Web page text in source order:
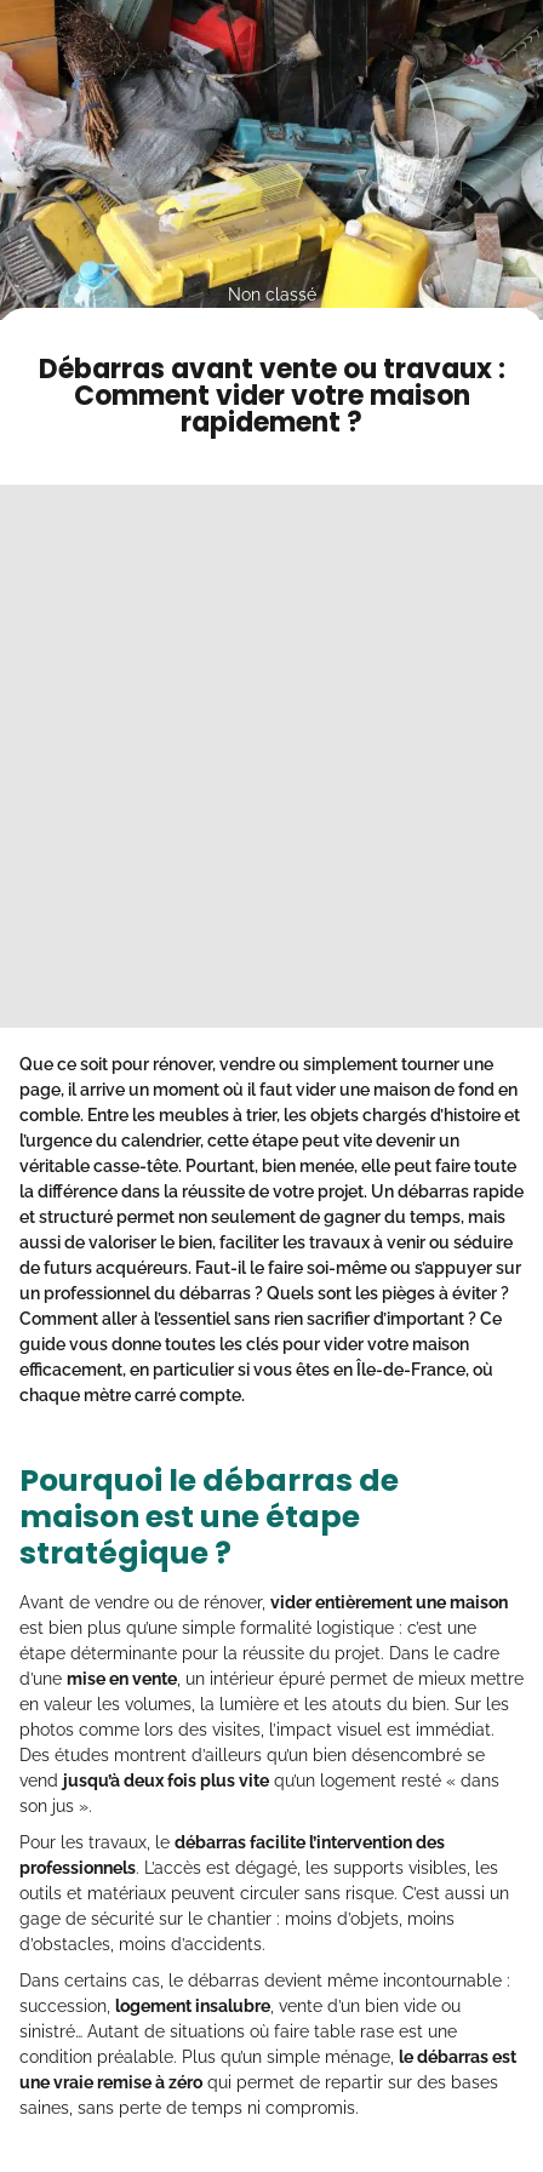
Contact
Mode sombre
Débarras avant vente ou travaux :
Comment vider votre maison
rapidement ?
Non classé
Que ce soit pour rénover, vendre ou simplement tourner une
page, il arrive un moment où il fautvider une maison de fond en
comble. Entre les meubles à trier, les objets chargés d’histoire et
l’urgence du calendrier, cette étape peut vite devenir un
véritable casse-tête. Pourtant, bien menée, elle peut faire toute
la différence dans la réussite de votre projet. Undébarras rapide
et structuré permet non seulement de gagner du temps, mais
aussi de valoriser le bien, faciliter les travaux à venir ou séduire
de futurs acquéreurs. Faut-il le faire soi-même ou s’appuyer sur
un professionnel du débarras ? Quels sont les pièges à éviter ?
Comment aller à l’essentiel sans rien sacrifier d’important ? Ce
guide vous donne toutes les clés pourvider votre maison
efficacement, en particulier si vous êtes en Île-de-France, où
chaque mètre carré compte.
Pourquoi le débarras de
maison est une étape
stratégique ?
Avant de vendre ou de rénover, vider entièrement une maison
est bien plus qu’une simple formalité logistique : c’est une
étape déterminante pour la réussite du projet. Dans le cadre
d’une mise en vente , un intérieur épuré permet de mieux mettre
en valeur les volumes, la lumière et les atouts du bien. Sur les
photos comme lors des visites, l’impact visuel est immédiat.
Des études montrent d’ailleurs qu’un bien désencombré se
vend jusqu’à deux fois plus vite qu’un logement resté « dans
son jus ».
Pour les travaux, le débarras facilite l’intervention des
professionnels. L’accès est dégagé, les supports visibles, les
outils et matériaux peuvent circuler sans risque. C’est aussi un
gage de sécurité sur le chantier : moins d’objets, moins
d’obstacles, moins d’accidents.
Dans certains cas, le débarras devient même incontournable :
succession, logement insalubre , vente d’un bien vide ou
sinistré… Autant de situations où faire table rase est une
condition préalable. Plus qu’un simple ménage, le débarras est
une vraie remise à zéro qui permet de repartir sur des bases
saines, sans perte de temps ni compromis.